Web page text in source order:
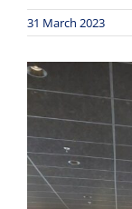
31 March 2023